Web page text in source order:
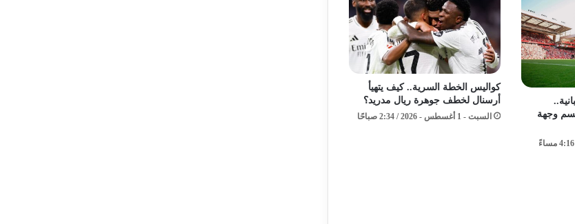
وجهة
كواليس الخطة السرية.. كيف يتهيأ
أرسنال لخطف جوهرة ريال مدريد؟
السبت - 1 أغسطس - 2026 / 2:34 صباحًا